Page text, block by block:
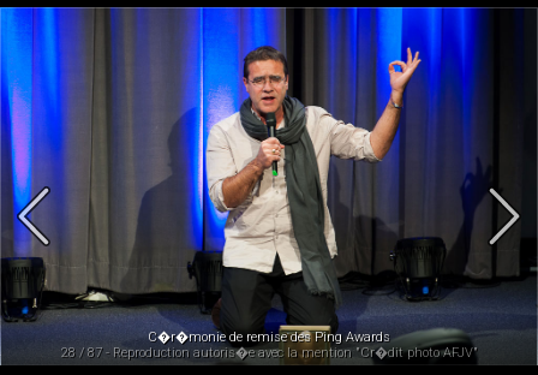
C�r�monie de remise des Ping Awards
28 / 87 - Reproduction autoris�e avec la mention "Cr�dit photo AFJV"